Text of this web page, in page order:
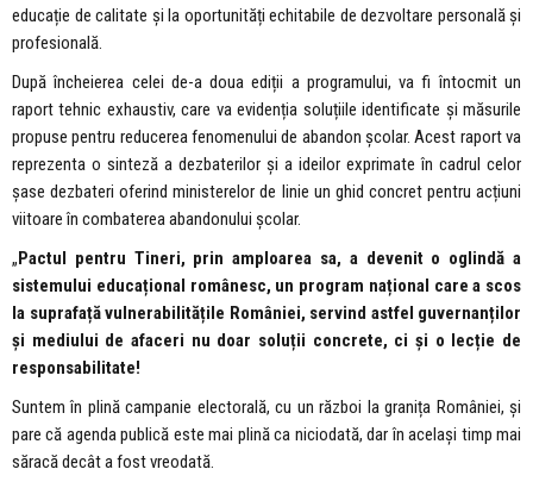
educație de calitate și la oportunități echitabile de dezvoltare personală și
profesională.
După încheierea celei de-a doua ediții a programului, va fi întocmit un
raport tehnic exhaustiv, care va evidenția soluțiile identificate și măsurile
propuse pentru reducerea fenomenului de abandon școlar. Acest raport va
reprezenta o sinteză a dezbaterilor și a ideilor exprimate în cadrul celor
șase dezbateri oferind ministerelor de linie un ghid concret pentru acțiuni
viitoare în combaterea abandonului școlar.
„Pactul pentru Tineri, prin amploarea sa, a devenit o oglindă a
sistemului educațional românesc, un program național care a scos
la suprafață vulnerabilitățile României, servind astfel guvernanților
și mediului de afaceri nu doar soluții concrete, ci și o lecție de
responsabilitate!
Suntem în plină campanie electorală, cu un război la granița României, și
pare că agenda publică este mai plină ca niciodată, dar în același timp mai
săracă decât a fost vreodată.